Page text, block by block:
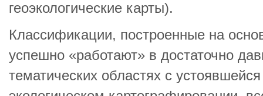
геоэкологические карты).
Классификации, построенные на
успешно «работают» в достаточно
тематических областях с